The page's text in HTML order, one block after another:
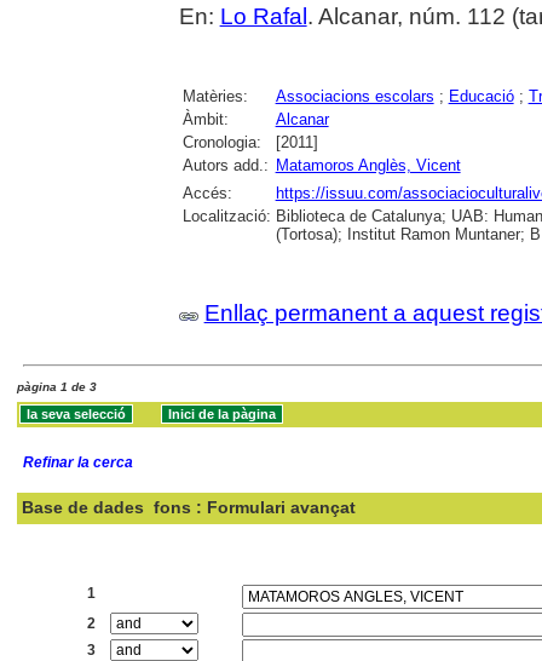
En: Lo Rafal . Alcanar, núm. 112
Matèries: Associacions escolars ; Educació;
Àmbit:
Alcanar
Cronologia:
[2011]
Autors add.: Matamoros Anglès, Vicent
Accés:
https://issuu.com/
Localització: Biblioteca de Catalunya; UAB:
(Tortosa); Institut Ramon Muntaner;
Enllaç permanent a aquest
pàgina 1 de 3
Refinar la cerca
Base de dades fons : Formulari avançat
1
2
3